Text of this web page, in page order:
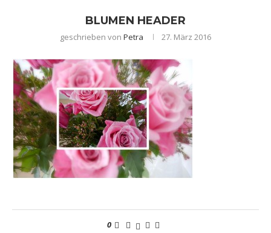
BLUMEN HEADER
geschrieben von Petra 27. März 2016
0